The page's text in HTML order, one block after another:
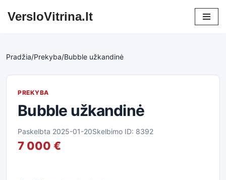
VersloVitrina.lt
Pradžia/Prekyba/Bubble užkandinė
PREKYBA
Bubble užkandinė
Paskelbta 2025-01-20Skelbimo ID: 8392
7 000 €